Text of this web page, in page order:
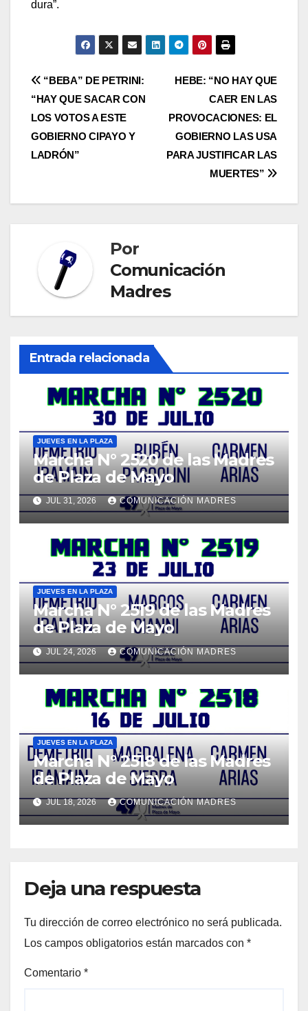
dura”.
Navegación
de
entradas
HEBE: “NO HAY QUE
CAER EN LAS
PROVOCACIONES: EL
GOBIERNO LAS USA
PARA JUSTIFICAR LAS
MUERTES”
“BEBA” DE PETRINI:
“HAY QUE SACAR CON
LOS VOTOS A ESTE
GOBIERNO CIPAYO Y
LADRÓN”
Por
Comunicación
Madres
Entrada relacionada
JUEVES EN LA PLAZA
Marcha N° 2520 de las Madres
de Plaza de Mayo
JUL 31, 2026 COMUNICACIÓN MADRES
JUEVES EN LA PLAZA
Marcha N° 2519 de las Madres
de Plaza de Mayo
JUL 24, 2026 COMUNICACIÓN MADRES
JUEVES EN LA PLAZA
Marcha N° 2518 de las Madres
de Plaza de Mayo
JUL 18, 2026 COMUNICACIÓN MADRES
Deja una respuesta
Tu dirección de correo electrónico no será publicada.
Los campos obligatorios están marcados con *
Comentario *